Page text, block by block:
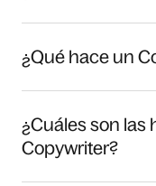
¿Qué hace un
¿Cuáles son las
Copywriter?